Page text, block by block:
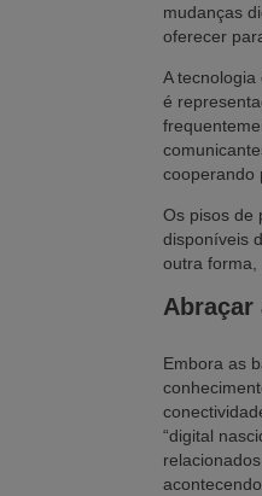
mudanças
oferecer
A
é
cooperando
Os pisos de
disponíveis
outra forma,
Abraçar
Embora as
“digital